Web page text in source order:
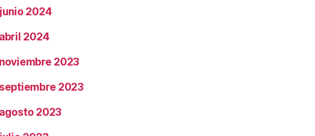
junio 2024
abril 2024
noviembre 2023
2023
agosto 2023